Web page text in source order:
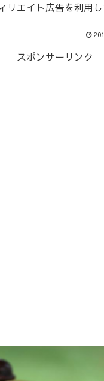
リエイト広告を利用し
スポンサーリンク